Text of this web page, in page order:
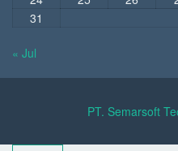
31
« Jul
PT. Semarsoft